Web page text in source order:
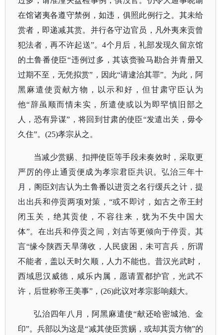
在馆诸夷各遵守禁例，如违，俱照此例行之。其未给
赏者，即递减其赏。并行各守边官员，凡外夷来贡曾
犯法者，再不许起送”。4个月后，礼部发现久留京馆
的土鲁番使臣“违例过多，其该赍验马勘合并青册又
过期不至，无凭拟赏”，因此“请逮治其罪”。为此，阿
黑麻遣使贡献方物，以示和好，但甘肃守臣认为
他“辞虽顺而情未实，所遣使或以为即罕慎旧部之
人，恐有异谋”，将回到甘肃的使臣“发遣出关，毋令
久住”。(25)孝宗从之。
当减少赏赐、扣押使臣等手段未奏效时，采取更
严厉的停止通贡便成为孝宗君臣共识。弘治三年十
月，阁臣刘吉认为土鲁番以进贡之名行缓兵之计，提
出出兵和停贡两项对策， “或不即讨，如古之帝王封
闭玉关，绝其贡使，不容往来，犹为不失中国大
体”。在出兵和停贡之间，刘吉等更倾向于停贡。其
言“缘今陕西天旱薄收，人民疲困，未可言兵，所谓
不能者，盖以天时欠顺，人力不能也。昔汉光武时，
西域思汉威德，咸乐内属，愿请置都护官，光武不
许，后世称帝王美事”，(26)此议对孝宗影响颇大。
弘治四年八月，阿黑麻遣使“献还哈密城池、金
印”。兵部以为这是“减其使臣赏赐，或却其贡方物”的